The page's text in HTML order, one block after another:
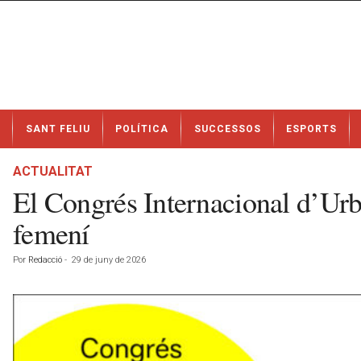
t
SANT FELIU POLÍTICA SUCCESSOS ESPORTS
ACTUALITAT
El Congrés Internacional
femení
Por Redacció - 29 de juny de 2026